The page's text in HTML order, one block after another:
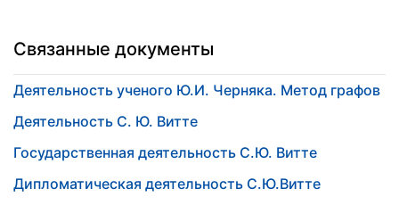
Связанные документы
Деятельность ученого Ю.И. Черняка. Метод графов
Деятельность С. Ю. Витте
Государственная деятельность С.Ю. Витте
Дипломатическая деятельность С.Ю.Витте